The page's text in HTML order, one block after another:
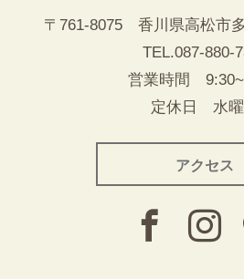
〒761-8075 香川県高松市
TEL.087-880-
営業時間
定休日 水曜
アクセス